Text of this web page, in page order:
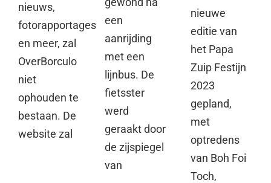
nieuws,
fotorapportages
en meer, zal
OverBorculo
niet
ophouden te
bestaan. De
website zal
een
aanrijding
met een
lijnbus. De
fietsster
werd
geraakt door
de zijspiegel
van
nieuwe
editie van
het Papa
Zuip Festijn
2023
gepland,
met
optredens
van Boh Foi
Toch,